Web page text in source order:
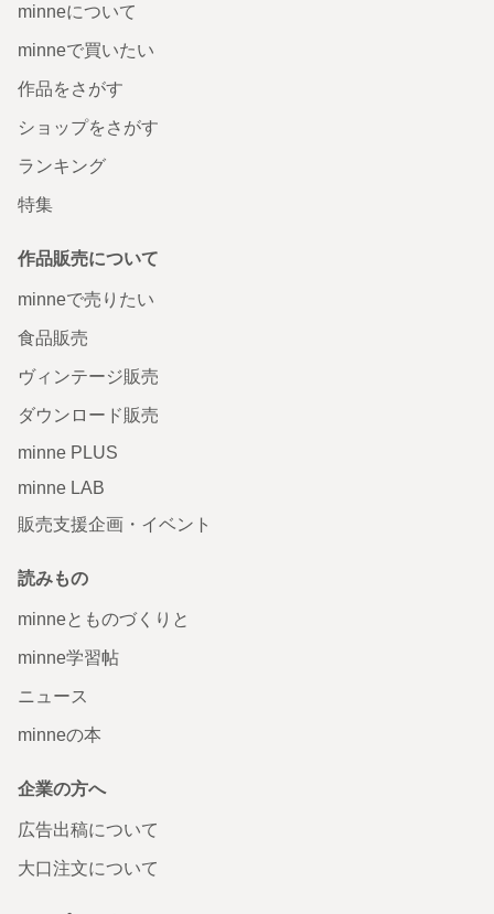
minneについて
minneで買いたい
作品をさがす
ショップをさがす
ランキング
特集
作品販売について
minneで売りたい
食品販売
ヴィンテージ販売
ダウンロード販売
minne PLUS
minne LAB
販売支援企画・イベント
読みもの
minneとものづくりと
minne学習帖
ニュース
minneの本
企業の方へ
広告出稿について
大口注文について